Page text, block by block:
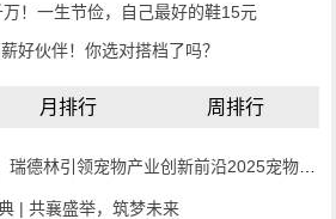
！一生节俭，自己最好的鞋15元
好伙伴！你选对搭档了吗？
月排行 周排行
宠物产业创新前沿2025宠物产业科技创新与融资论坛成功举办
| 共襄盛举，筑梦未来